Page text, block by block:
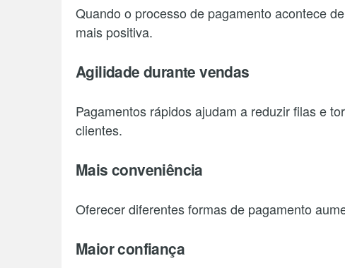
Quando o processo de pagamento acontece
mais positiva.
Agilidade durante vendas
Pagamentos rápidos ajudam a reduzir filas e
clientes.
Mais conveniência
Oferecer diferentes formas de pagamento
Maior confiança